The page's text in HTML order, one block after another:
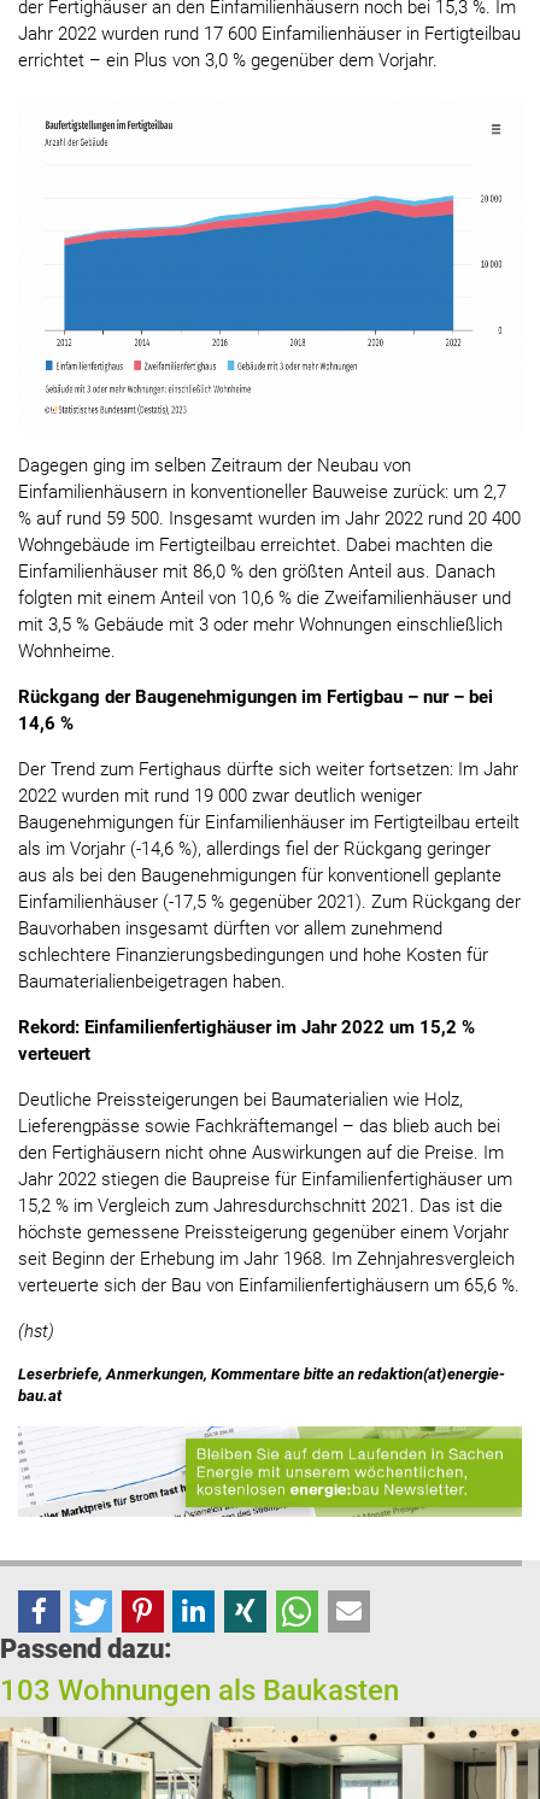
der Fertighäuser an den Einfamilienhäusern noch bei 15,3 %. Im
Jahr 2022 wurden rund 17 600 Einfamilienhäuser in Fertigteilbau
errichtet – ein Plus von 3,0 % gegenüber dem Vorjahr.
Dagegen ging im selben Zeitraum der Neubau von
Einfamilienhäusern in konventioneller Bauweise zurück: um 2,7
% auf rund 59 500. Insgesamt wurden im Jahr 2022 rund 20 400
Wohngebäude im Fertigteilbau erreichtet. Dabei machten die
Einfamilienhäuser mit 86,0 % den größten Anteil aus. Danach
folgten mit einem Anteil von 10,6 % die Zweifamilienhäuser und
mit 3,5 % Gebäude mit 3 oder mehr Wohnungen einschließlich
Wohnheime.
Rückgang der Baugenehmigungen im Fertigbau – nur – bei
14,6 %
Der Trend zum Fertighaus dürfte sich weiter fortsetzen: Im Jahr
2022 wurden mit rund 19 000 zwar deutlich weniger
Baugenehmigungen für Einfamilienhäuser im Fertigteilbau erteilt
als im Vorjahr (-14,6 %), allerdings fiel der Rückgang geringer
aus als bei den Baugenehmigungen für konventionell geplante
Einfamilienhäuser (-17,5 % gegenüber 2021). Zum Rückgang der
Bauvorhaben insgesamt dürften vor allem zunehmend
schlechtere Finanzierungsbedingungen und hohe Kosten für
Baumaterialienbeigetragen haben.
Rekord: Einfamilienfertighäuser im Jahr 2022 um 15,2 %
verteuert
Deutliche Preissteigerungen bei Baumaterialien wie Holz,
Lieferengpässe sowie Fachkräftemangel – das blieb auch bei
den Fertighäusern nicht ohne Auswirkungen auf die Preise. Im
Jahr 2022 stiegen die Baupreise für Einfamilienfertighäuser um
15,2 % im Vergleich zum Jahresdurchschnitt 2021. Das ist die
höchste gemessene Preissteigerung gegenüber einem Vorjahr
seit Beginn der Erhebung im Jahr 1968. Im Zehnjahresvergleich
verteuerte sich der Bau von Einfamilienfertighäusern um 65,6 %.
(hst)
Leserbriefe, Anmerkungen, Kommentare bitte an redaktion(at)energie-
bau.at
Passend dazu:
103 Wohnungen als Baukasten